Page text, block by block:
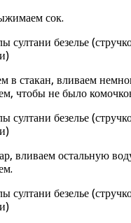
сок.
в стакан, вливаем
чтобы не было
вливаем остальную